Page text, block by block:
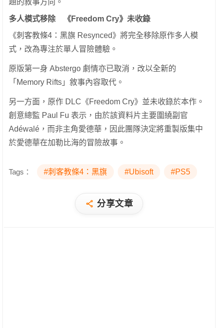
多人模式移除 《Freedom Cry》未收錄
《刺客教條4：黑旗 Resynced》將完全移除原作多人模
式，改為專注於單人冒險體驗。
原版第一身 Abstergo 劇情亦已取消，改以全新的
「Memory Rifts」敘事內容取代。
另一方面，原作 DLC《Freedom Cry》並未收錄於本作。
創意總監 Paul Fu 表示，由於該資料片主要圍繞副官
Adéwalé，而非主角愛德華，因此團隊決定將重製版集中
於愛德華在加勒比海的冒險故事。
Tags： #刺客教條4：黑旗 #Ubisoft #PS5
分享文章